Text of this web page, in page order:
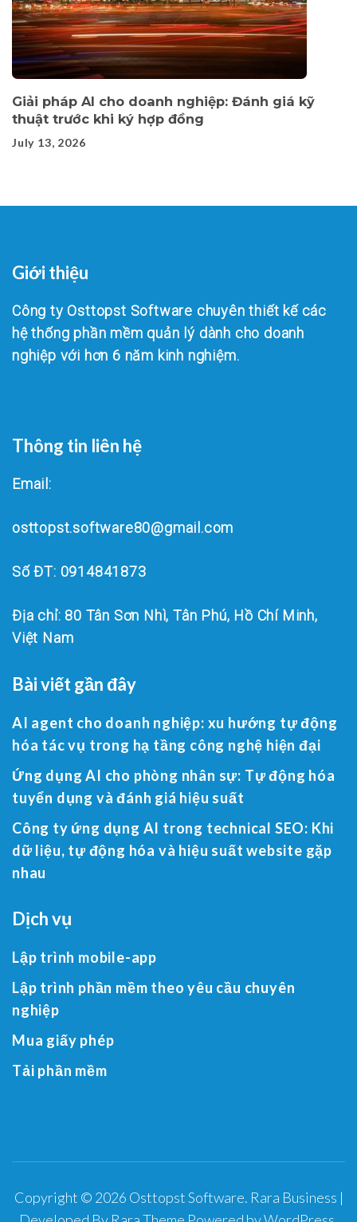
Giải pháp AI cho doanh nghiệp: Đánh giá kỹ
thuật trước khi ký hợp đồng
July 13, 2026
Giới thiệu
Công ty Osttopst Software chuyên thiết kế các
hệ thống phần mềm quản lý dành cho doanh
nghiệp với hơn 6 năm kinh nghiệm.
Thông tin liên hệ
Email:
osttopst.software80@gmail.com
Số ĐT: 0914841873
Địa chỉ: 80 Tân Sơn Nhì, Tân Phú, Hồ Chí Minh,
Việt Nam
Bài viết gần đây
AI agent cho doanh nghiệp: xu hướng tự động
hóa tác vụ trong hạ tầng công nghệ hiện đại
Ứng dụng AI cho phòng nhân sự: Tự động hóa
tuyển dụng và đánh giá hiệu suất
Công ty ứng dụng AI trong technical SEO: Khi
dữ liệu, tự động hóa và hiệu suất website gặp
nhau
Dịch vụ
Lập trình mobile-app
Lập trình phần mềm theo yêu cầu chuyên
nghiệp
Mua giấy phép
Tải phần mềm
Copyright © 2026 Osttopst Software. Rara Business |